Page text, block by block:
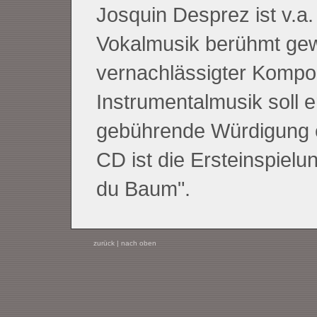
Josquin Desprez ist
Vokalmusik berühmt
vernachlässigter
Instrumentalmusik soll
gebührende
CD ist die
du Baum".
zurück| nach oben